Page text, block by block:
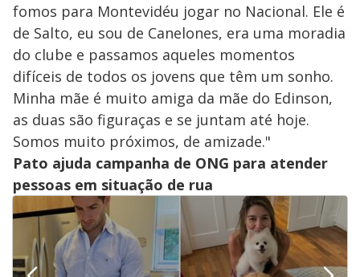
fomos para Montevidéu jogar no Nacional. Ele é
de Salto, eu sou de Canelones, era uma moradia
do clube e passamos aqueles momentos
difíceis de todos os jovens que têm um sonho.
Minha mãe é muito amiga da mãe do Edinson,
as duas são figuraças e se juntam até hoje.
Somos muito próximos, de amizade."
Pato ajuda campanha de ONG para atender
pessoas em situação de rua